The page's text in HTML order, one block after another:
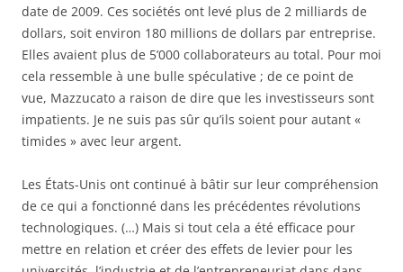
date de 2009. Ces sociétés ont levé plus de 2 milliards de
dollars, soit environ 180 millions de dollars par entreprise.
Elles avaient plus de 5’000 collaborateurs au total. Pour moi
cela ressemble à une bulle spéculative ; de ce point de
vue, Mazzucato a raison de dire que les investisseurs sont
impatients. Je ne suis pas sûr qu’ils soient pour autant «
timides » avec leur argent.
Les États-Unis ont continué à bâtir sur leur compréhension
de ce qui a fonctionné dans les précédentes révolutions
technologiques. (…) Mais si tout cela a été efficace pour
mettre en relation et créer des effets de levier pour les